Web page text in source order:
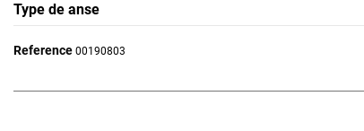
Type de anse
Reference 00190803